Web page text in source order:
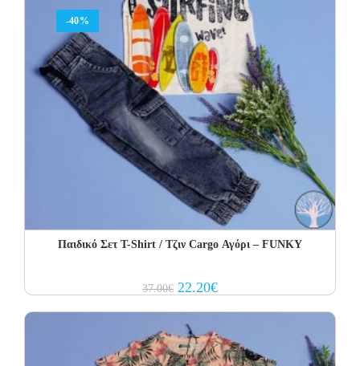
-40%
Παιδικό Σετ Τ-Shirt / Τζιν Cargo Αγόρι – FUNKY
37.00€ Original
price
22.20€Current
price